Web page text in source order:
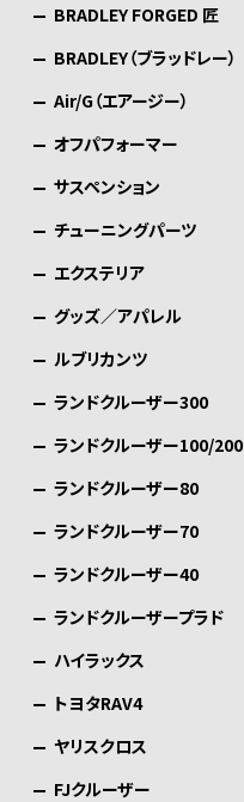
BRADLEY FORGED 匠
BRADLEY（ブラッドレー）
Air/G（エアージー）
オフパフォーマー
サスペンション
チューニングパーツ
エクステリア
グッズ／アパレル
ルブリカンツ
ランドクルーザー300
ランドクルーザー100/200
ランドクルーザー80
ランドクルーザー70
ランドクルーザー40
ランドクルーザープラド
ハイラックス
トヨタRAV4
ヤリスクロス
FJクルーザー